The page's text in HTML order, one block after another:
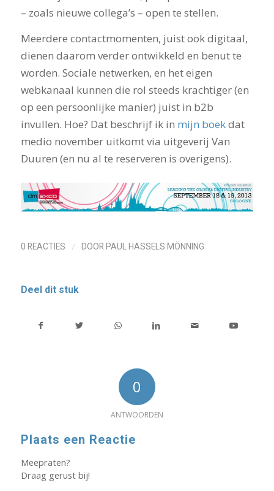
– zoals nieuwe collega’s – open te stellen.
Meerdere contactmomenten, juist ook digitaal,
dienen daarom verder ontwikkeld en benut te
worden. Sociale netwerken, en het eigen
webkanaal kunnen die rol steeds krachtiger (en
op een persoonlijke manier) juist in b2b
invullen. Hoe? Dat beschrijf ik in mijn boekdat
medio november uitkomt via uitgeverij Van
Duuren (en nu al te reserveren is overigens).
0 REACTIES / DOOR PAUL HASSELS MÖNNING
Deel dit stuk
0
ANTWOORDEN
Plaats een Reactie
Meepraten?
Draag gerust bij!